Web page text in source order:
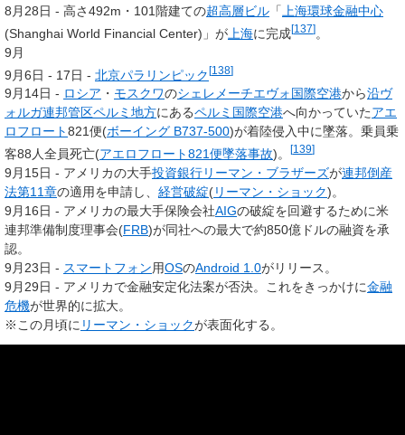
8月28日 - 高さ492m・101階建ての超高層ビル 「 上海環球金融中心
(Shanghai World Financial Center)」が 上海に完成[137]。
9月
9月6日 - 17日 - 北京パラリンピック[138]
9月14日 - ロシア ・ モスクワのシェレメーチエヴォ国際空港から沿ヴ
ォルガ連邦管区ペルミ地方にあるペルミ国際空港へ向かっていたアエ
ロフロート821便(ボーイング B737-500)が着陸侵入中に墜落。乗員乗
客88人全員死亡(アエロフロート821便墜落事故)。 [139]
9月15日 - アメリカの大手投資銀行リーマン・ブラザーズが連邦倒産
法第11章の適用を申請し、 経営破綻(リーマン・ショック)。
9月16日 - アメリカの最大手保険会社AIGの破綻を回避するために米
連邦準備制度理事会(FRB)が同社への最大で約850億ドルの融資を承
認。
9月23日 - スマートフォン用OSのAndroid 1.0がリリース。
9月29日 - アメリカで金融安定化法案が否決。これをきっかけに金融
危機が世界的に拡大。
※この月頃に リーマン・ショックが表面化する。